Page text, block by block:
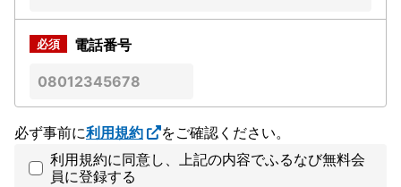
電話番号
必ず事前に利用規約
をご確認ください。
利用規約に同意し、上記の内容でふるなび無料会
員に登録する